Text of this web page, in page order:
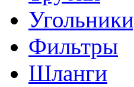
Фильтры
Шланги